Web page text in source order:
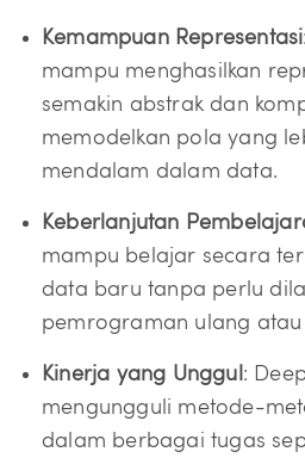
Kemampuan Representasi
mampu menghasilkan
semakin abstrak dan
memodelkan pola yang
mendalam dalam data.
Keberlanjutan
mampu belajar secara
data baru tanpa perlu
pemrograman ulang
Kinerja yang Unggul :
mengungguli metode-
dalam berbagai tugas